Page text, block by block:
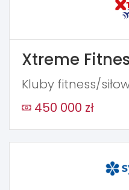
Xtreme
Kluby fitness/
450 000 zł